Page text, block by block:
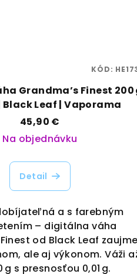
Grandma’s Finest 200
Black Leaf | Vaporama
45,90 €
Na objednávku
Detail
a s farebným
– digitálna váha
od Black Leaf zaujme
ale aj výkonom. Váži
g s presnosťou 0,01 g.
KÓD: